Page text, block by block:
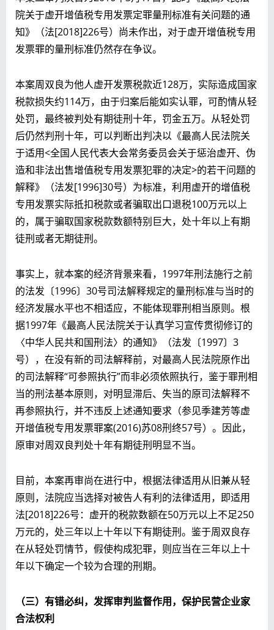
院关于虚开增值税专用发票定罪量刑标准有关问题的通
知》（法[2018]226号）尚未作出，对于虚开增值税专用
发票罪的量刑标准仍然存在争议。
本案周双良为他人虚开发票税款近128万，实际造成国家
税款损失约114万，由于归案后能如实认罪，可酌情从轻
处罚，最终被判处有期徒刑十年，罚金五万。从轻处罚
后仍然判刑十年，可以判断出判决以《最高人民法院关
于适用<全国人民代表大会常务委员会关于惩治虚开、伪
造和非法出售增值税专用发票犯罪的决定>的若干问题的
解释》（法发[1996]30号）为标准，利用虚开的增值税
专用发票实际抵扣税款或者骗取出口退税100万元以上
的，属于骗取国家税款数额特别巨大，处十年以上有期
徒刑或者无期徒刑。
事实上，就本案的经济背景来看，1997年刑法施行之前
的法发〔1996〕30号司法解释规定的量刑标准与当时的
经济发展水平也不相适应，不能体现罪刑相当原则。根
据1997年《最高人民法院关于认真学习宣传贯彻修订的
〈中华人民共和国刑法〉的通知》（法发〔1997〕3
号），在没有新的司法解释前，对最高人民法院原作出
的司法解释“可参照执行”而非必须依照执行，鉴于罪刑相
当的刑法基本原则，对明显滞后、失当的原司法解释不
再参照执行，并不违反上述通知要求（参见季建芳等虚
开增值税专用发票罪案(2016)苏08刑终57号）。因此，
原审对周双良判处十年有期徒刑明显不当。
目前，本案再审尚在进行中，根据法律适用从旧兼从轻
原则，法院应当选择对被告人有利的法律适用，即适用
法[2018]226号：虚开的税款数额在50万元以上不足250
万元的，处三年以上十年以下有期徒刑。鉴于周双良存
在从轻处罚情节，假使构成犯罪，则应当在三年以上十
年以下确定一个较为合理的刑期。
（三）有错必纠，发挥审判监督作用，保护民营企业家
合法权利